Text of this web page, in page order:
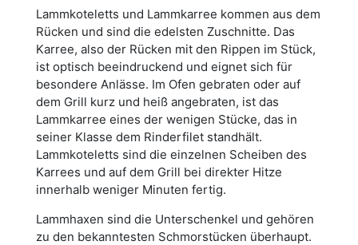
Lammkoteletts und Lammkarree kommen aus dem
Rücken und sind die edelsten Zuschnitte. Das
Karree, also der Rücken mit den Rippen im Stück,
ist optisch beeindruckend und eignet sich für
besondere Anlässe. Im Ofen gebraten oder auf
dem Grill kurz und heiß angebraten, ist das
Lammkarree eines der wenigen Stücke, das in
seiner Klasse dem Rinderfilet standhält.
Lammkoteletts sind die einzelnen Scheiben des
Karrees und auf dem Grill bei direkter Hitze
innerhalb weniger Minuten fertig.
Lammhaxen sind die Unterschenkel und gehören
zu den bekanntesten Schmorstücken überhaupt.